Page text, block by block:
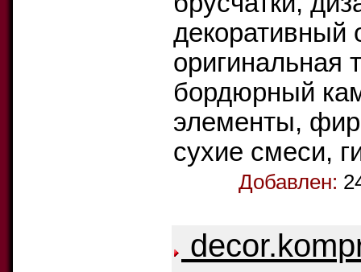
декоративный
оригинальная
бордюрный
элементы,
сухие смеси,
Добавлен: